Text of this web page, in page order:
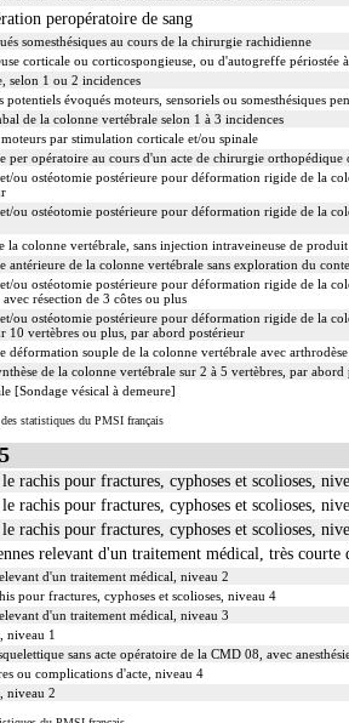
peropératoire de sang
somesthésiques au cours de la chirurgie rachidienne
corticale ou corticospongieuse, ou d'autogreffe
selon 1 ou 2 incidences
évoqués moteurs, sensoriels ou somesthésiques
de la colonne vertébrale selon 1 à 3 incidences
par stimulation corticale et/ou spinale
per opératoire au cours d'un acte de chirurgie orthopédique
ou ostéotomie postérieure pour déformation rigide de la
ou ostéotomie postérieure pour déformation rigide de la
la colonne vertébrale, sans injection intraveineuse de
antérieure de la colonne vertébrale sans exploration du
ou ostéotomie postérieure pour déformation rigide de la
résection de 3 côtes ou plus
ou ostéotomie postérieure pour déformation rigide de la
10 vertèbres ou plus, par abord postérieur
déformation souple de la colonne vertébrale avec
de la colonne vertébrale sur 2 à 5 vertèbres, par abord
[Sondage vésical à demeure]
statistiques du PMSI français
rachis pour fractures, cyphoses et scolioses,
rachis pour fractures, cyphoses et scolioses,
rachis pour fractures, cyphoses et scolioses,
relevant d'un traitement médical, très courte
d'un traitement médical, niveau 2
pour fractures, cyphoses et scolioses, niveau 4
d'un traitement médical, niveau 3
niveau 1
sans acte opératoire de la CMD 08, avec
ou complications d'acte, niveau 4
niveau 2